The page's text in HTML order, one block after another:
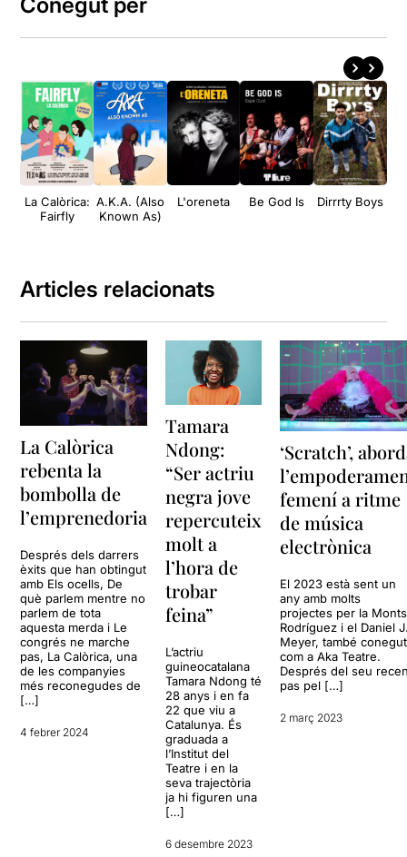
La Calòrica:
Fairfly
A.K.A. (Also
Known As)
L'oreneta Be God Is Dirrrty Boys
Articles relacionats
La Calòrica
rebenta la
bombolla de
l’emprenedoria
Després dels darrers
èxits que han obtingut
amb Els ocells, De
què parlem mentre no
parlem de tota
aquesta merda i Le
congrés ne marche
pas, La Calòrica, una
de les companyies
més reconegudes de
[…]
4 febrer 2024
Tamara
Ndong:
“Ser actriu
negra jove
repercuteix
molt a
l’hora de
trobar
feina”
L’actriu
guineocatalana
Tamara Ndong té
28 anys i en fa
22 que viu a
Catalunya. És
graduada a
l’Institut del
Teatre i en la
seva trajectòria
ja hi figuren una
[…]
6 desembre 2023
‘Scratch’,
femení a ritme
de música
electrònica
El 2023 està sent un
any amb molts
projectes per la
Rodríguez i el Daniel
Meyer, també
com a Aka Teatre.
Després del seu
pas pel […]
2 març 2023